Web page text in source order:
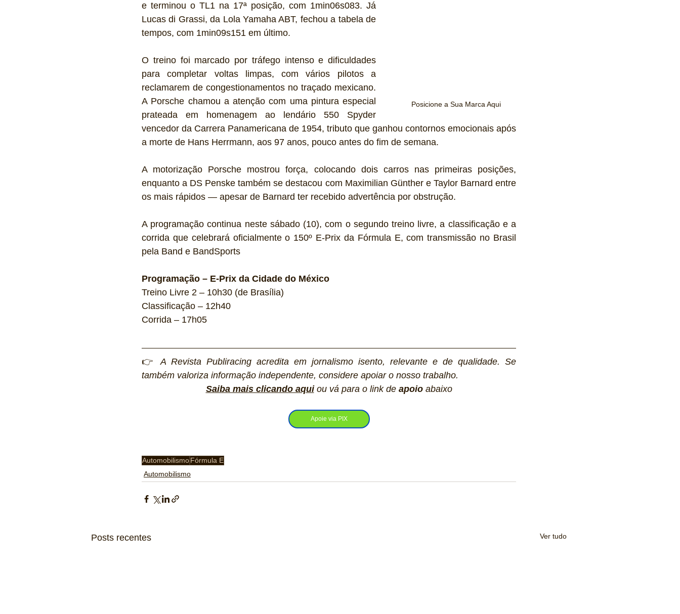
Posicione a Sua Marca Aqui
e terminou o TL1 na 17ª posição, com 1min06s083. Já
Lucas di Grassi, da Lola Yamaha ABT, fechou a tabela de
tempos, com 1min09s151 em último.
O treino foi marcado por tráfego intenso e dificuldades
para completar voltas limpas, com vários pilotos a
reclamarem de congestionamentos no traçado mexicano.
A Porsche chamou a atenção com uma pintura especial
prateada em homenagem ao lendário 550 Spyder
vencedor da Carrera Panamericana de 1954, tributo que ganhou contornos emocionais após
a morte de Hans Herrmann, aos 97 anos, pouco antes do fim de semana.
A motorização Porsche mostrou força, colocando dois carros nas primeiras posições,
enquanto a DS Penske também se destacou com Maximilian Günther e Taylor Barnard entre
os mais rápidos — apesar de Barnard ter recebido advertência por obstrução.
A programação continua neste sábado (10), com o segundo treino livre, a classificação e a
corrida que celebrará oficialmente o 150º E-Prix da Fórmula E, com transmissão no Brasil
pela Band e BandSports
Programação – E-Prix da Cidade do México
Treino Livre 2 – 10h30 (de Brasília)
Classificação – 12h40
Corrida – 17h05
👉 A Revista Publiracing acredita em jornalismo isento, relevante e de qualidade. Se
também valoriza informação independente, considere apoiar o nosso trabalho.
Saiba mais clicando aqui ou vá para o link de apoio abaixo
Apoie via PIX
AutomobilismoFórmula E
Automobilismo
Posts recentes Ver tudo